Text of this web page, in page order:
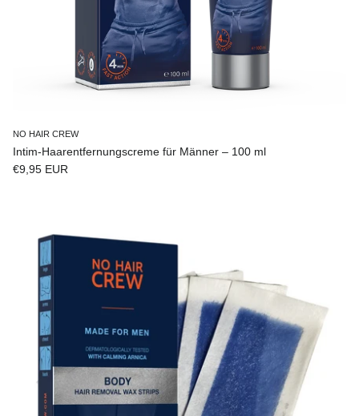
NO HAIR CREW
Intim-Haarentfernungscreme für Männer – 100 ml
Normaler Preis
€9,95 EUR